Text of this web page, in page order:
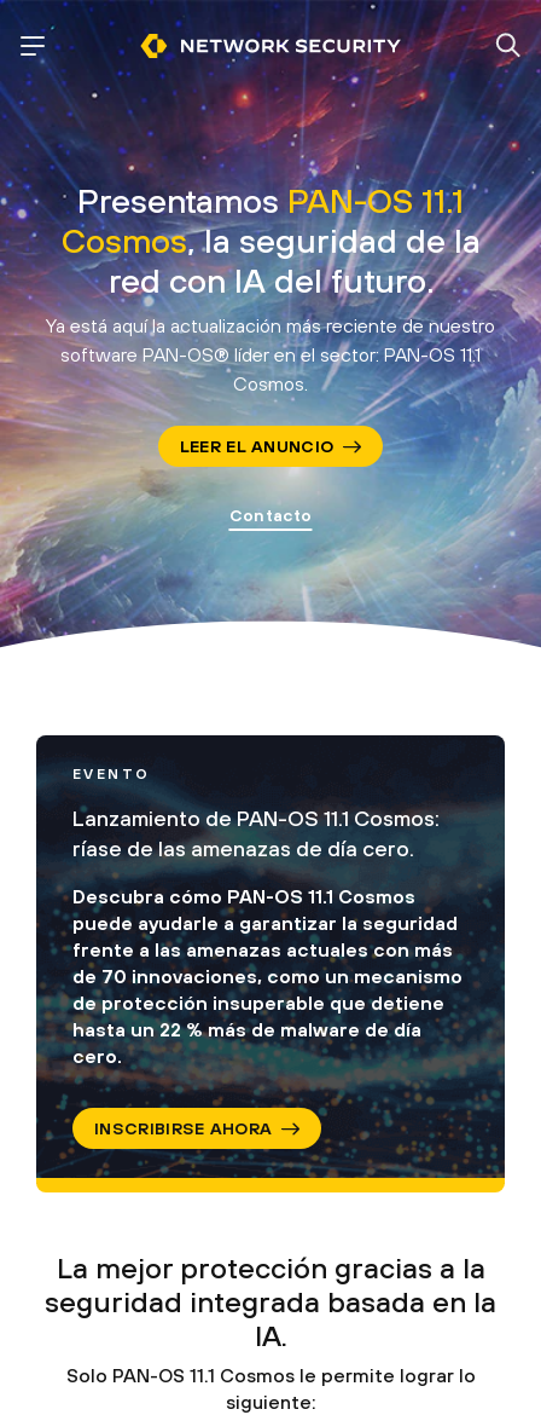
Presentamos PAN-OS 11.1
Cosmos, la seguridad de la
red con IAdel futuro.
Ya está aquí la actualización más reciente de nuestro
software PAN-OS® líder en el sector: PAN-OS 11.1
Cosmos.
LEER EL ANUNCIO
Contacto
Lanzamiento de PAN-OS 11.1 Cosmos:
ríase de las amenazas de día cero.
Descubra cómo PAN-OS 11.1 Cosmos
puede ayudarle a garantizar la seguridad
frente a las amenazas actuales con más
de 70 innovaciones, como un mecanismo
de protección insuperable que detiene
hasta un 22 % más de malware de día
cero.
INSCRIBIRSE AHORA
EVENTO
La mejor protección gracias a la
seguridad integrada basada en la
IA.
Solo PAN-OS 11.1 Cosmos le permite lograr lo
siguiente: